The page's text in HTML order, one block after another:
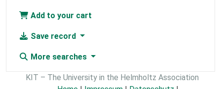
Add to your cart
Save record
More searches
KIT – The University in the Helmholtz Association